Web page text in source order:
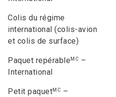
Colis du régime
international (colis-avion
et colis de surface)
Paquet repérable MC –
International
Petit paquetMC –